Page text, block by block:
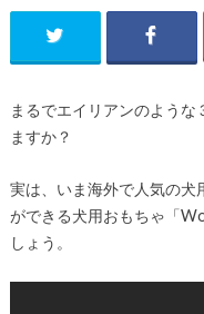
まるでエイリアンのよう
ますか？
実は、いま海外で人気の犬
ができる犬用おもちゃ「
しょう。